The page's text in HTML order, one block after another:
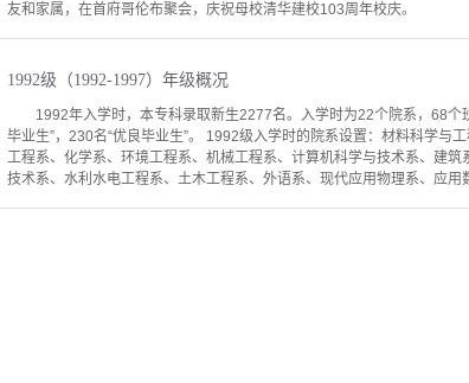
友和家属，在首府哥伦布聚会，庆祝母校清华建校103周年校庆。
1992级（1992-1997）年级概况
1992年入学时，本专科录取新生2277名。入学时为22个院系，68个
毕业生”，230名“优良毕业生”。 1992级入学时的院系设置：材料科学
工程系、化学系、环境工程系、机械工程系、计算机科学与技术系、建
技术系、水利水电工程系、土木工程系、外语系、现代应用物理系、应用